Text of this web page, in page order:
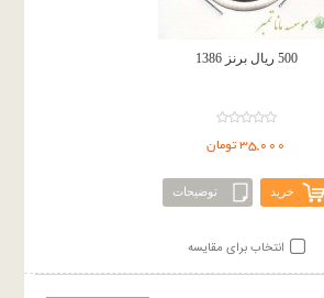
500 ریال برنز 1386
35,000 تومان
خرید توضیحات
انتخاب برای مقایسه